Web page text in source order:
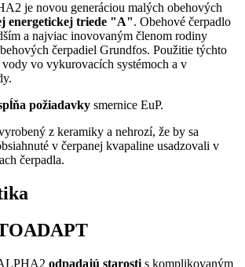
je novou generáciou malých obehových
energetickej triede "A". Obehové čerpadlo
a najviac inovovaným členom rodiny
čerpadiel Grundfos. Použitie týchto
vo vykurovacích systémoch a v
požiadavky smernice EuP.
z keramiky a nehrozí, že by sa
v čerpanej kvapaline usadzovali v
čerpadla.
odpadajú starosti s komplikovaným